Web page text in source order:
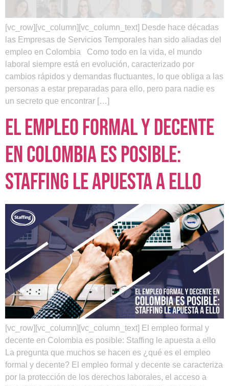
[vc_row][vc_column][vc_column_text] Desde hace décadas
las Empresas de Servicios Temporales han sido aliadas del
empleo en Colombia Como todo en la vida, el mundo
laboral siempre está en evolución, caracterizado por
cambios rápidos y demandas fluctuantes, lo que obliga a las
personas a estar preparadas para ello, pero para nadie es
un secreto que encontrar […]
El empleo formal y decente
en Colombia es posible:
Staffing le apuesta a ello
[vc_row][vc_column][vc_column_text] El empleo formal y
decente en Colombia es posible: Staffing le apuesta a ello
La pregunta que muchos se hacen es ¿qué es el empleo
formal y decente? El empleo formal y decente se caracteriza
por la protección de los derechos laborales, el acceso a